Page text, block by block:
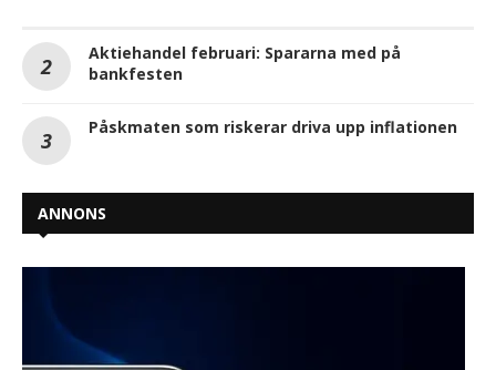
Aktiehandel februari: Spararna med på
bankfesten
Påskmaten som riskerar driva upp inflationen
ANNONS